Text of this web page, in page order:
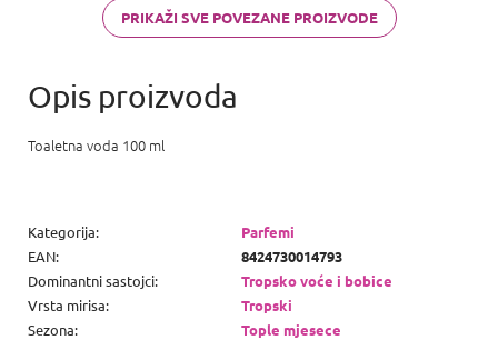
Mademoiselle
a Carolina
PRIKAŽI SVE POVEZANE PROIZVODE
Toaletna voda 100 ml
Kategorija:
Parfemi
EAN:
8424730014793
Dominantni sastojci:
Tropsko voće i bobice
Vrsta mirisa:
Tropski
Sezona: Tople mjesece